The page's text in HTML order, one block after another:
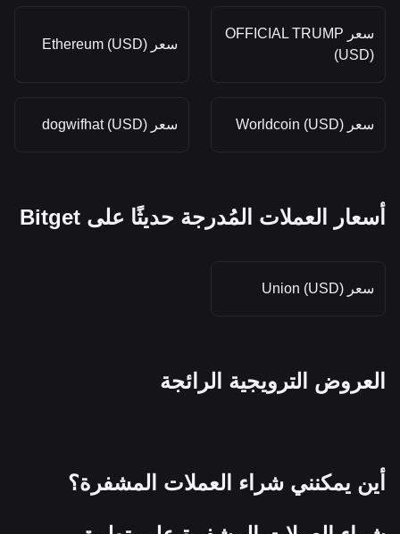
سعر OFFICIAL TRUMP
(USD)
سعر Ethereum (USD)
سعر Worldcoin (USD) سعر dogwifhat (USD)
أسعار العملات المُدرجة حديثًا على Bitget
سعر Union (USD)
العروض الترويجية الرائجة
أين يمكنني شراء العملات المشفرة؟